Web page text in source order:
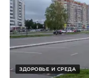
ЗДОРОВЬЕ И СРЕДА